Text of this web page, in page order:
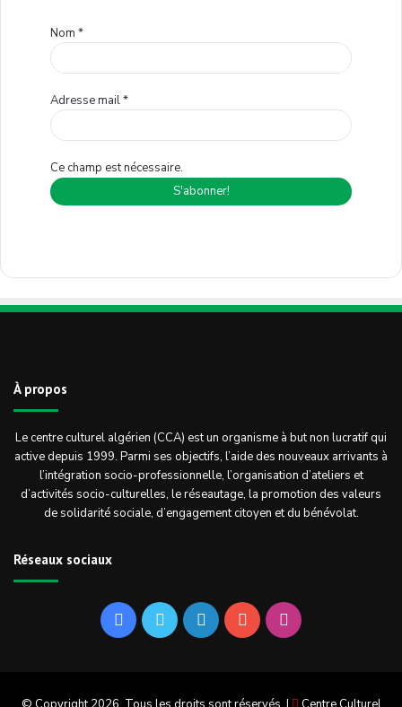
Nom *
Adresse mail*
Ce champ est nécessaire.
À propos
Le centre culturel algérien (CCA) est un organisme à but non lucratif qui
active depuis 1999. Parmi ses objectifs, l’aide des nouveaux arrivants à
l’intégration socio-professionnelle, l’organisation d’ateliers et
d’activités socio-culturelles, le réseautage, la promotion des valeurs
de solidarité sociale, d’engagement citoyen et du bénévolat.
Réseaux sociaux
FacebookTwitterLinkedinYouTubeInstagram